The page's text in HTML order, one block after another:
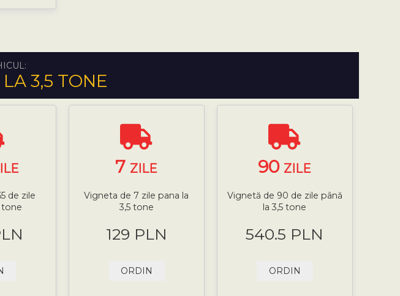
3,5 TONE
de zile
tone
7 ZILE
Vigneta de 7 zile pana la
3,5 tone
129 PLN
ORDIN
90 ZILE
Vignetă de 90 de zile până
la 3,5 tone
540.5 PLN
ORDIN